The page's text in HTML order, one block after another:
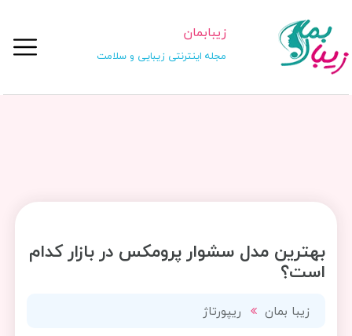
زیبابمان
مجله اینترنتی زیبایی و سلامت
بهترین مدل سشوار پرومکس در بازار کدام
است؟
زیبا بمان ریپورتاژ